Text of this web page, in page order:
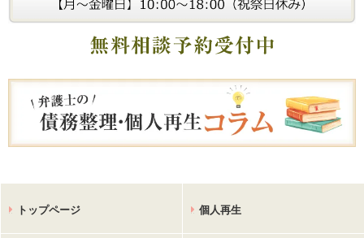
トップページ 個人再生